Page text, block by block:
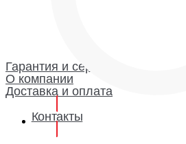
Гарантия и сервис
О компании
Доставка и оплата
Контакты